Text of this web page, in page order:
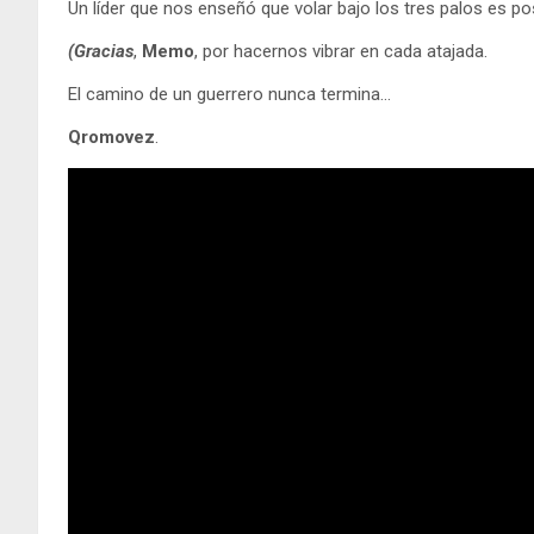
Un líder que nos enseñó que volar bajo los tres palos es
(Gracias, Memo, por hacernos vibrar en cada atajada.
El camino de un guerrero nunca termina…
Qromovez.